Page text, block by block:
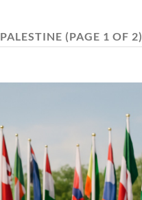
PALESTINE (PAGE 1 OF 2)